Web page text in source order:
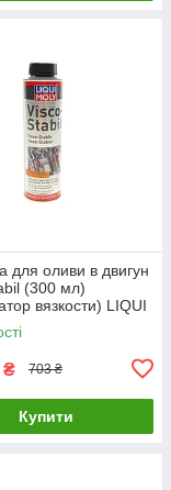
для оливи в двигун
(300 мл)
вязкости) LIQUI
UA61
₴ 703 ₴
Купити